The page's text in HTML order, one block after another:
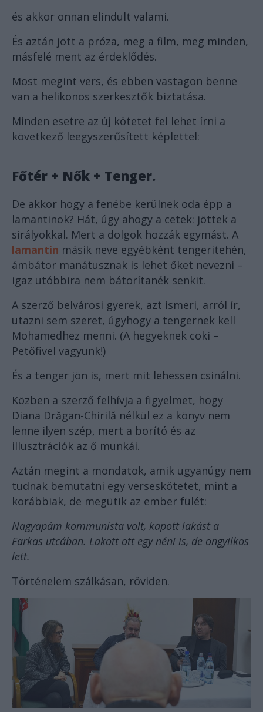
és akkor onnan elindult valami.
És aztán jött a próza, meg a film, meg minden,
másfelé ment az érdeklődés.
Most megint vers, és ebben vastagon benne
van a helikonos szerkesztők biztatása.
Minden esetre az új kötetet fel lehet írni a
következő leegyszerűsített képlettel:
Főtér + Nők + Tenger.
De akkor hogy a fenébe kerülnek oda épp a
lamantinok? Hát, úgy ahogy a cetek: jöttek a
sirályokkal. Mert a dolgok hozzák egymást. A
lamantin másik neve egyébként tengeritehén,
ámbátor manátusznak is lehet őket nevezni –
igaz utóbbira nem bátorítanék senkit.
A szerző belvárosi gyerek, azt ismeri, arról ír,
utazni sem szeret, úgyhogy a tengernek kell
Mohamedhez menni. (A hegyeknek coki –
Petőfivel vagyunk!)
És a tenger jön is, mert mit lehessen csinálni.
Közben a szerző felhívja a figyelmet, hogy
Diana Drăgan-Chirilă nélkül ez a könyv nem
lenne ilyen szép, mert a borító és az
illusztrációk az ő munkái.
Aztán megint a mondatok, amik ugyanúgy nem
tudnak bemutatni egy verseskötetet, mint a
korábbiak, de megütik az ember fülét:
Nagyapám kommunista volt, kapott lakást a
Farkas utcában. Lakott ott egy néni is, de öngyilkos
lett.
Történelem szálkásan, röviden.